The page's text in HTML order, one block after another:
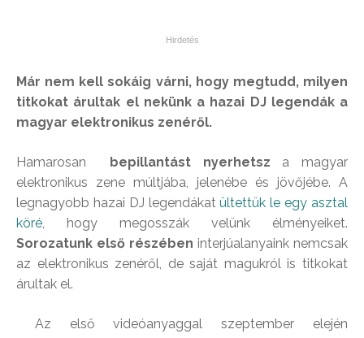
Már nem kell sokáig várni, hogy megtudd, milyen
titkokat árultak el nekünk a hazai DJ legendák a
magyar elektronikus zenéről.
Hamarosan bepillantást nyerhetsz a magyar
elektronikus zene múltjába, jelenébe és jövőjébe. A
legnagyobb hazai DJ legendákatültettük le egy asztal
köré, hogy megosszák velünk élményeiket.
Sorozatunk első részében interjúalanyaink nemcsak
az elektronikus zenéről, de saját magukról is titkokat
árultak el.
Az első videóanyaggal szeptember elején